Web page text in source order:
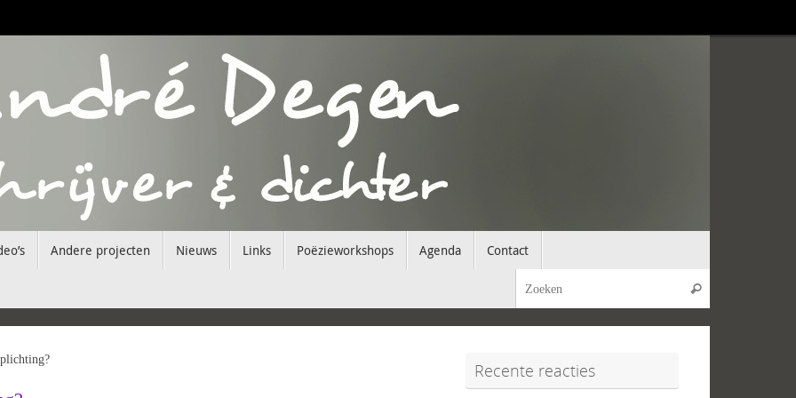
Andere projecten Nieuws Links Poëzieworkshops Agenda Contact
Zoeken
Recente reacties